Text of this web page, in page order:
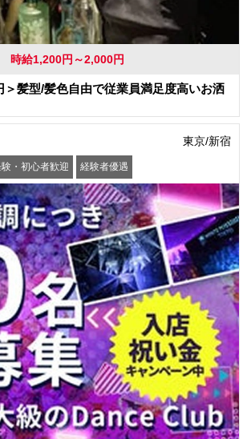
時給1,200円～2,000円
＞髪型/髪色自由で従業員満足度高いお洒
東京/新宿
・初心者歓迎 経験者優遇
友達と一緒に応募OK 昇給あり
髪型・髪色自由 ネイルOK 駅から徒歩5分以内